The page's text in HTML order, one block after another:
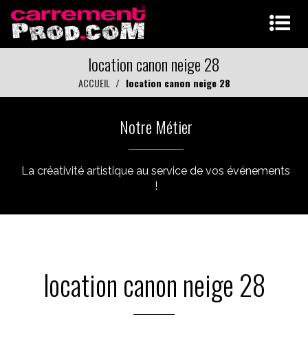
location canon neige 28
ACCUEIL location canon neige 28
Notre Métier
La créativité artistique au service de vos événements
!
location canon neige 28